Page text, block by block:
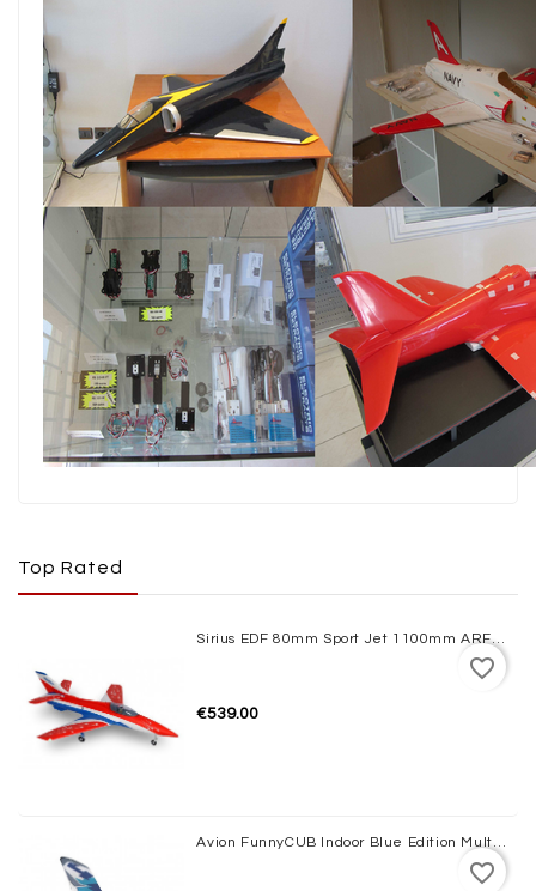
Top Rated
Sirius EDF 80mm Sport Jet 1100mm ARF XFly
€539.00
favorite_border
Avion FunnyCUB Indoor Blue Edition Multiplex
favorite_border